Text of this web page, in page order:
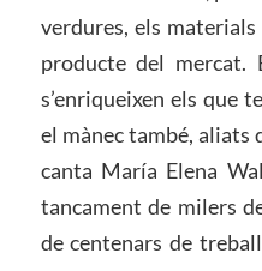
verdures, els
producte del mercat.
s’enriqueixen els que
el mànec també, aliats
canta María Elena
tancament de milers
de centenars de